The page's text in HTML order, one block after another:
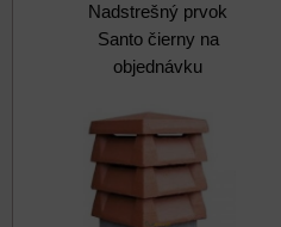
Nadstrešný prvok
Santo čierny na
objednávku